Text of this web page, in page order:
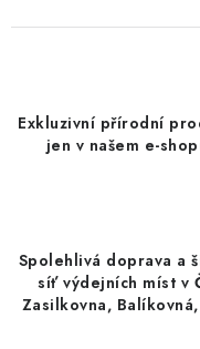
LYOFILIZOVANÉ
KOŘENÍ / TEKUTÁ
Exkluzivní přírodní
jen v našem e-
Spolehlivá doprava a
síť výdejních míst v
Zasilkovna, Balíkovná,